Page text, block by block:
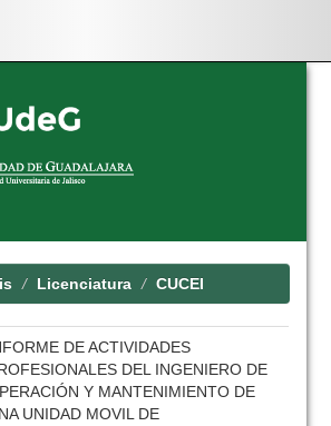
Licenciatura CUCEI
DE ACTIVIDADES
DEL INGENIERO DE
Y MANTENIMIENTO DE
UNIDAD MOVIL DE